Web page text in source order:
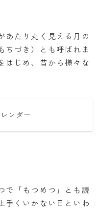
あたり丸く見える月の
ちづき）とも呼ばれま
はじめ、昔から様々な
ンダー
で「もつめつ」とも読
手くいかない日といわ